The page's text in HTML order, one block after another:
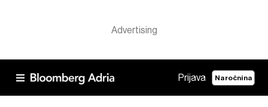
Prijava Naročnina